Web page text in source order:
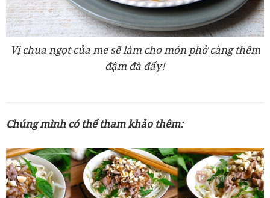
Vị chua ngọt của me sẽ làm cho món phở càng thêm
đậm đà đấy!
Chúng mình có thể tham khảo thêm: